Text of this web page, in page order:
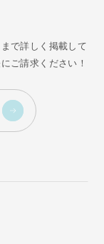
で詳しく掲載して
ご請求ください！